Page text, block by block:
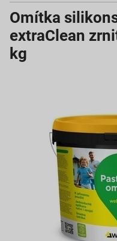
Omítka
extraClean
kg